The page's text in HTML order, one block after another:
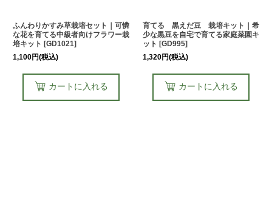
ふんわりかすみ草栽培セット｜可憐
な花を育てる中級者向けフラワー栽
培キット [GD1021]
1,100円(税込)
カートに入れる
育てる 黒えだ豆 栽培キット｜希
少な黒豆を自宅で育てる家庭菜園キ
ット [GD995]
1,320円(税込)
カートに入れる